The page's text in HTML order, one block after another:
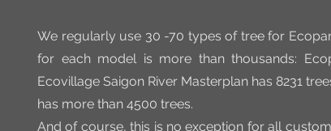
We regularly use 30 -70 types of tree for
for each model is more than thousands:
Ecovillage Saigon River Masterplan has 8231
has more than 4500 trees.
And of course, this is no exception for all